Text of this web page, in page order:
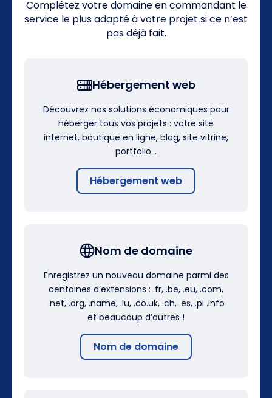
Complétez votre domaine en commandant le
service le plus adapté à votre projet si ce n’est
pas déjà fait.
Hébergement web
Découvrez nos solutions économiques pour
héberger tous vos projets : votre site
internet, boutique en ligne, blog, site vitrine,
portfolio…
Hébergement web
Nom de domaine
Enregistrez un nouveau domaine parmi des
centaines d’extensions : .fr, .be, .eu, .com,
.net, .org, .name, .lu, .co.uk, .ch, .es, .pl .info
et beaucoup d’autres !
Nom de domaine